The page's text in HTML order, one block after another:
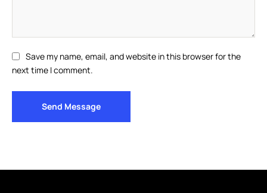
Save my name, email, and website in this browser for the
next time I comment.
Send Message